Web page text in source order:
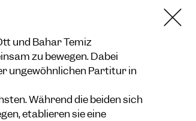
und Bahar Temiz
zu bewegen. Dabei
ungewöhnlichen Partitur in
Während die beiden sich
etablieren sie eine